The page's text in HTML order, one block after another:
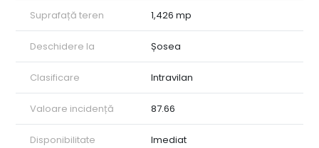
Suprafață teren 1,426 mp
Deschidere la Șosea
Clasificare Intravilan
Valoare incidență 87.66
Disponibilitate Imediat